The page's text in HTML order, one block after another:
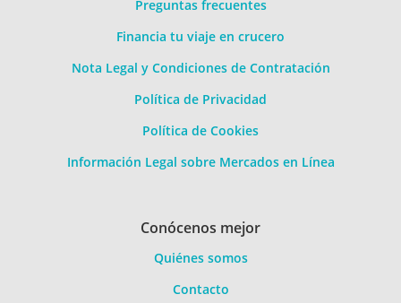
Preguntas frecuentes
Financia tu viaje en crucero
Nota Legal y Condiciones de Contratación
Política de Privacidad
Política de Cookies
Información Legal sobre Mercados en Línea
Conócenos mejor
Quiénes somos
Contacto